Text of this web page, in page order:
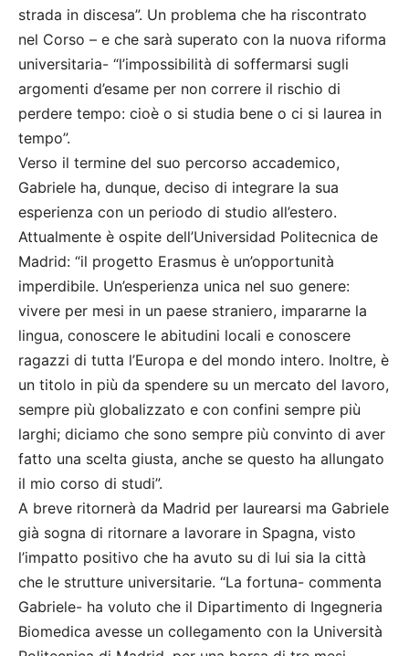
strada in discesa”. Un problema che ha riscontrato
nel Corso – e che sarà superato con la nuova riforma
universitaria- “l’impossibilità di soffermarsi sugli
argomenti d’esame per non correre il rischio di
perdere tempo: cioè o si studia bene o ci si laurea in
tempo”.
Verso il termine del suo percorso accademico,
Gabriele ha, dunque, deciso di integrare la sua
esperienza con un periodo di studio all’estero.
Attualmente è ospite dell’Universidad Politecnica de
Madrid: “il progetto Erasmus è un’opportunità
imperdibile. Un’esperienza unica nel suo genere:
vivere per mesi in un paese straniero, impararne la
lingua, conoscere le abitudini locali e conoscere
ragazzi di tutta l’Europa e del mondo intero. Inoltre, è
un titolo in più da spendere su un mercato del lavoro,
sempre più globalizzato e con confini sempre più
larghi; diciamo che sono sempre più convinto di aver
fatto una scelta giusta, anche se questo ha allungato
il mio corso di studi”.
A breve ritornerà da Madrid per laurearsi ma Gabriele
già sogna di ritornare a lavorare in Spagna, visto
l’impatto positivo che ha avuto su di lui sia la città
che le strutture universitarie. “La fortuna- commenta
Gabriele- ha voluto che il Dipartimento di Ingegneria
Biomedica avesse un collegamento con la Università